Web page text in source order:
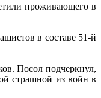
проживающего в
в составе 51-й
Посол подчеркнул,
страшной из войн в